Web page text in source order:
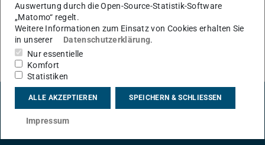
Zurzeit keine Einträge.
LinkedIn-Seite der TU Darmstadt
Auswertung durch die Open-Source-Statistik-Software
„Matomo“ regelt.
Weitere Informationen zum Einsatz von Cookies erhalten Sie
in unserer
Datenschutzerklärung.
Nur essentielle
Komfort
Statistiken
ALLE AKZEPTIEREN SPEICHERN & SCHLIESSEN
Impressum